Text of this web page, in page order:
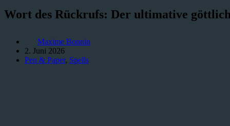
Wort des Rückrufs: Der ultimative
Maxime Bonnin
2. Juni 2026
Pen & Paper, Spells